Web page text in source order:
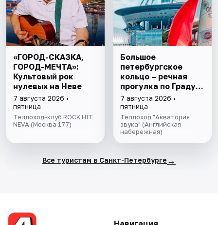
«ГОРОД-СКАЗКА,
ГОРОД-МЕЧТА»:
Культовый рок
нулевых на Неве
7 августа 2026 •
пятница
Теплоход-клуб ROCK HIT
NEVA (Москва 177)
Большое
петербургское
кольцо – речная
прогулка пo Граду
на Неве с
авторской
экскурсией и живой
музыкой в тёплом
салоне теплохода
7 августа 2026 •
пятница
Теплоход "Акватория
звука" (Английская
набережная)
Все туристам в Санкт-Петербурге →